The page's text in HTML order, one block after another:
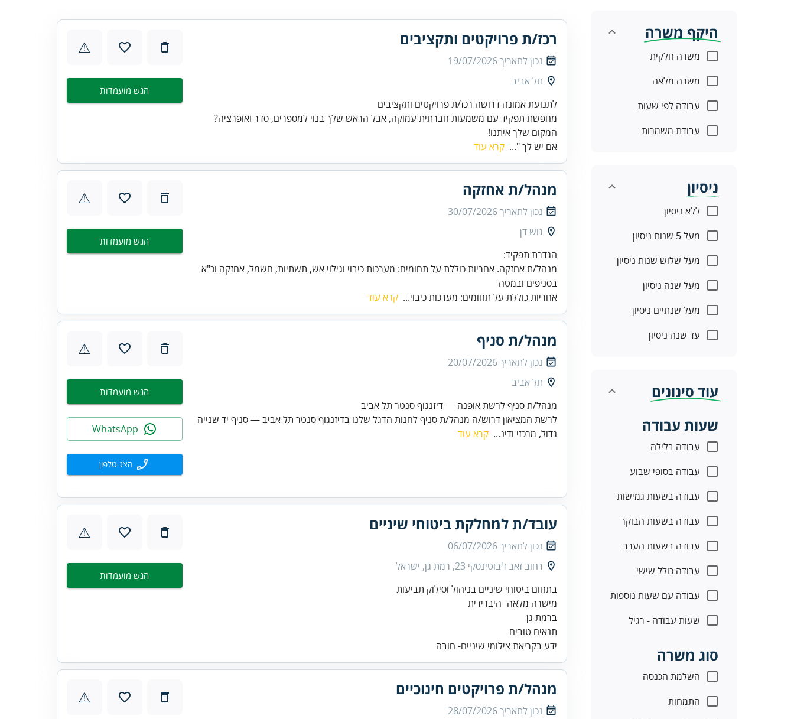
היקף משרה
משרה חלקית
משרה מלאה
עבודה לפי שעות
עבודת משמרות
ניסיון
ללא ניסיון
מעל 5 שנות ניסיון
מעל שלוש שנות ניסיון
מעל שנה ניסיון
מעל שנתיים ניסיון
עד שנה ניסיון
עוד סינונים
שעות עבודה
עבודה בלילה
עבודה בסופי שבוע
עבודה בשעות גמישות
עבודה בשעות הבוקר
עבודה בשעות הערב
עבודה כולל שישי
עבודה עם שעות נוספות
שעות עבודה - רגיל
סוג משרה
השלמת הכנסה
התמחות
רכז/ת פרויקטים ותקציבים
נכון לתאריך19/07/2026
תל אביב
לתנועת אמונה דרושה רכז/ת פרויקטים ותקציבים
מחפשת תפקיד עם משמעות חברתית עמוקה, אבל הראש שלך בנוי למספרים, סדר ואופרציה?
המקום שלך איתנו!
אם יש לך "... קרא עוד
⚠
הגש מועמדות
מנהל/ת אחזקה
נכון לתאריך30/07/2026
גוש דן
בסניפים ובמטה
אחריות כוללת על תחומים: מערכות כיבוי... קרא עוד
⚠
הגש מועמדות
מנהל/ת סניף
נכון לתאריך20/07/2026
תל אביב
מנהל/ת סניף לרשת אופנה — דיזנגוף סנטר תל אביב
לרשת המציאון דרוש/ה מנהל/ת סניף לחנות הדגל שלנו בדיזנגוף סנטר תל אביב — סניף יד שנייה
גדול, מרכזי ודינ... קרא עוד
⚠
הגש מועמדות
הצג טלפון
עובד/ת למחלקת ביטוחי שיניים
נכון לתאריך06/07/2026
רחוב זאב ז'בוטינסקי 23, רמת גן, ישראל
ידע בקריאת צילומי שיניים- חובה
⚠
הגש מועמדות
מנהל/ת פרויקטים חינוכיים
נכון לתאריך28/07/2026
⚠